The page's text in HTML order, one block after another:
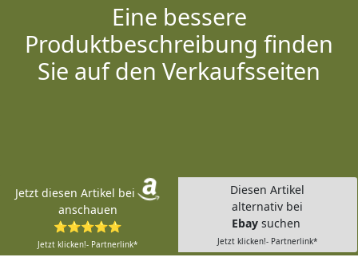
Eine bessere
Produktbeschreibung finden
Sie auf den Verkaufsseiten
Jetzt diesen Artikel bei
anschauen
⭐⭐⭐⭐⭐
Jetzt klicken!- Partnerlink*
Diesen Artikel
alternativ bei
Ebay suchen
Jetzt klicken!- Partnerlink*